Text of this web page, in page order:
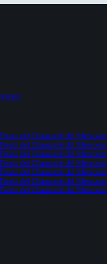
del Chamamé del Mercosur
del Chamamé del Mercosur
del Chamamé del Mercosur
del Chamamé del Mercosur
del Chamamé del Mercosur
del Chamamé del Mercosur
del Chamamé del Mercosur